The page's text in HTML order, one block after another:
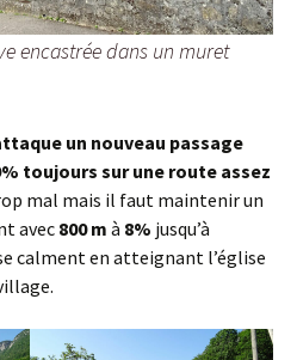
encastrée dans un muret
un nouveau passage
toujours sur une route assez
mal mais il faut maintenir un
avec 800 m à 8% jusqu’à
calment en atteignant l’église